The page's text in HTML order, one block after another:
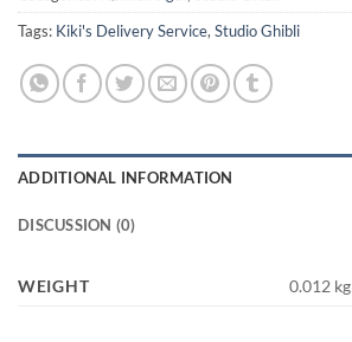
Tags: Kiki's Delivery Service, Studio Ghibli
ADDITIONAL INFORMATION
DISCUSSION (0)
WEIGHT 0.012 kg